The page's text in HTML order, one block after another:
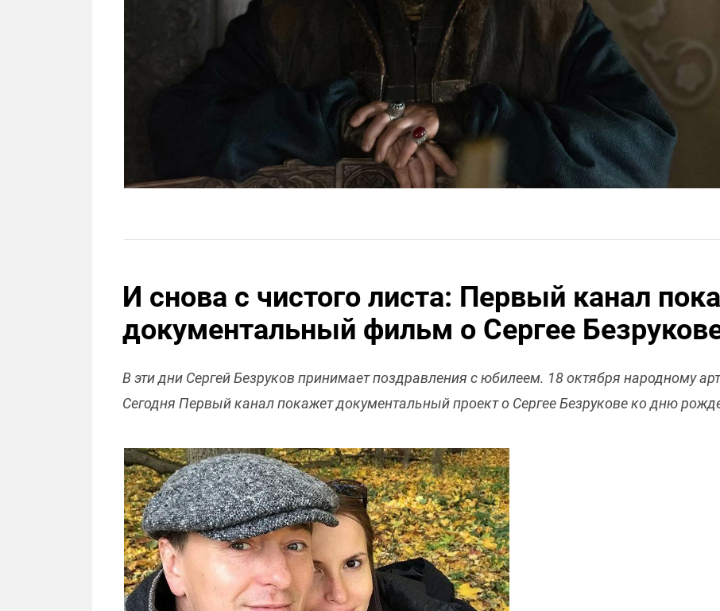
И снова с чистого листа: Первый канал
документальный фильм о Сергее
В эти дни Сергей Безруков принимает поздравления с юбилеем. 18 октября народному
Сегодня Первый канал покажет документальный проект о Сергее Безрукове ко дню